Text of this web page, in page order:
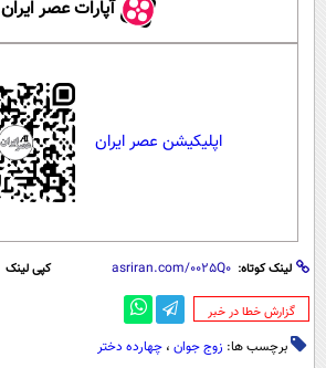
آپارات عصر ایران
اپلیکیشن عصر ایران
لینک کوتاه: کپی لینک
‌گزارش خطا در خبر
برچسب ها: زوج جوان ، چهارده دختر